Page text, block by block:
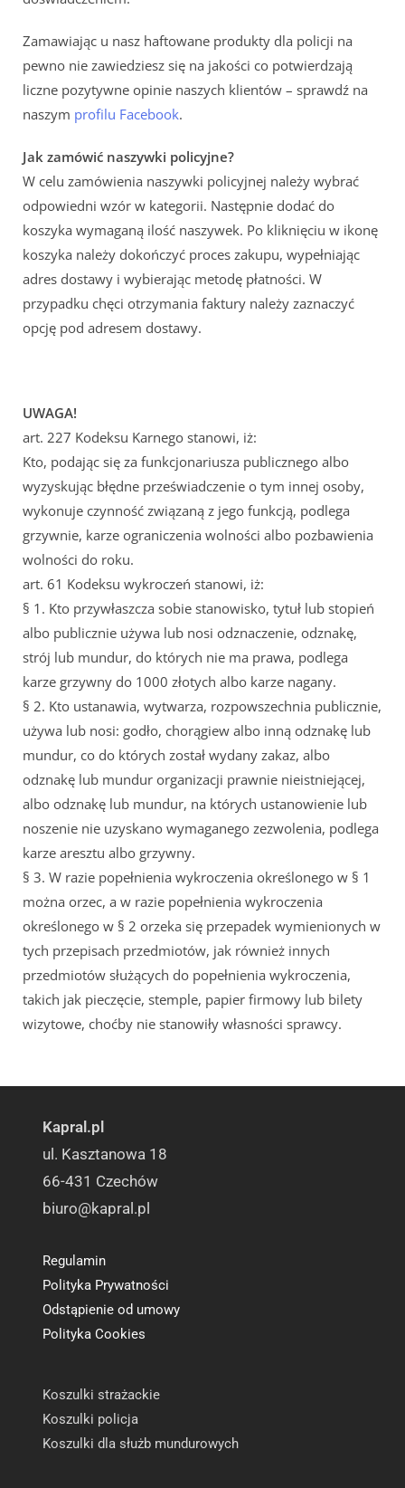
Zamawiając u nasz haftowane produkty dla policji na
pewno nie zawiedziesz się na jakości co potwierdzają
liczne pozytywne opinie naszych klientów – sprawdź na
naszym profilu Facebook.
Jak zamówić naszywki policyjne?
W celu zamówienia naszywki policyjnej należy wybrać
odpowiedni wzór w kategorii. Następnie dodać do
koszyka wymaganą ilość naszywek. Po kliknięciu w ikonę
koszyka należy dokończyć proces zakupu, wypełniając
adres dostawy i wybierając metodę płatności. W
przypadku chęci otrzymania faktury należy zaznaczyć
opcję pod adresem dostawy.
UWAGA!
art. 227 Kodeksu Karnego stanowi, iż:
Kto, podając się za funkcjonariusza publicznego albo
wyzyskując błędne przeświadczenie o tym innej osoby,
wykonuje czynność związaną z jego funkcją, podlega
grzywnie, karze ograniczenia wolności albo pozbawienia
wolności do roku.
art. 61 Kodeksu wykroczeń stanowi, iż:
§ 1. Kto przywłaszcza sobie stanowisko, tytuł lub stopień
albo publicznie używa lub nosi odznaczenie, odznakę,
strój lub mundur, do których nie ma prawa, podlega
karze grzywny do 1000 złotych albo karze nagany.
§ 2. Kto ustanawia, wytwarza, rozpowszechnia publicznie,
używa lub nosi: godło, chorągiew albo inną odznakę lub
mundur, co do których został wydany zakaz, albo
odznakę lub mundur organizacji prawnie nieistniejącej,
albo odznakę lub mundur, na których ustanowienie lub
noszenie nie uzyskano wymaganego zezwolenia, podlega
karze aresztu albo grzywny.
§ 3. W razie popełnienia wykroczenia określonego w § 1
można orzec, a w razie popełnienia wykroczenia
określonego w § 2 orzeka się przepadek wymienionych w
tych przepisach przedmiotów, jak również innych
przedmiotów służących do popełnienia wykroczenia,
takich jak pieczęcie, stemple, papier firmowy lub bilety
wizytowe, choćby nie stanowiły własności sprawcy.
Kapral.pl
ul. Kasztanowa 18
66-431 Czechów
biuro@kapral.pl
Regulamin
Polityka Prywatności
Odstąpienie od umowy
Polityka Cookies
Koszulki strażackie
Koszulki policja
Koszulki dla służb mundurowych